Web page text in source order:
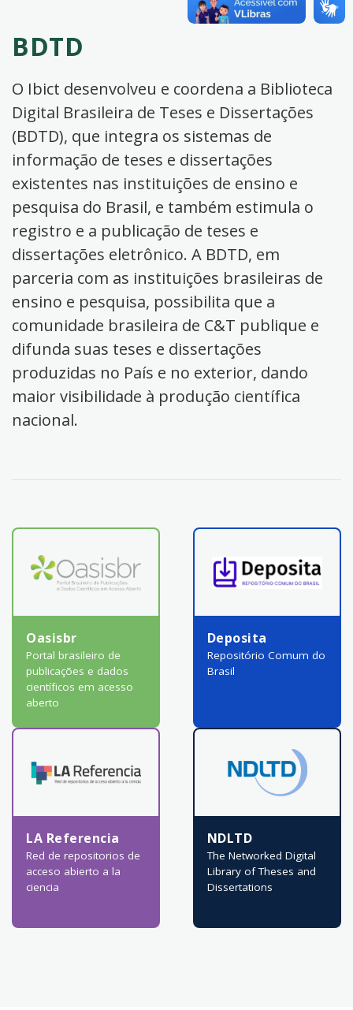
BDTD
O Ibict desenvolveu e coordena a Biblioteca
Digital Brasileira de Teses e Dissertações
(BDTD), que integra os sistemas de
informação de teses e dissertações
existentes nas instituições de ensino e
pesquisa do Brasil, e também estimula o
registro e a publicação de teses e
dissertações eletrônico. A BDTD, em
parceria com as instituições brasileiras de
ensino e pesquisa, possibilita que a
comunidade brasileira de C&T publique e
difunda suas teses e dissertações
produzidas no País e no exterior, dando
maior visibilidade à produção científica
nacional.
Oasisbr
Portal brasileiro de
publicações e dados
científicos em acesso
aberto
Deposita
Repositório Comum do
Brasil
LA Referencia
Red de repositorios de
acceso abierto a la
ciencia
NDLTD
The Networked Digital
Library of Theses and
Dissertations